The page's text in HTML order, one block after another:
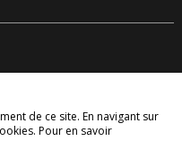
de ce site. En navigant sur
Pour en savoir